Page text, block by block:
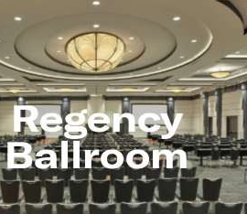
Regency
Ballroom